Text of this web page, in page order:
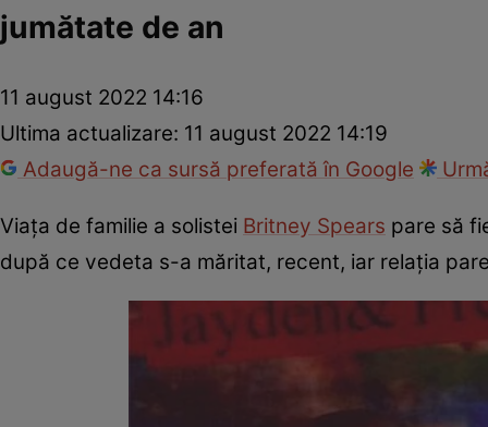
jumătate de an
11 august 2022 14:16
Ultima actualizare: 11 august 2022 14:19
Adaugă-ne ca sursă preferată în Google
Viața de familie a solistei Britney Spears pare să
după ce vedeta s-a măritat, recent, iar relația